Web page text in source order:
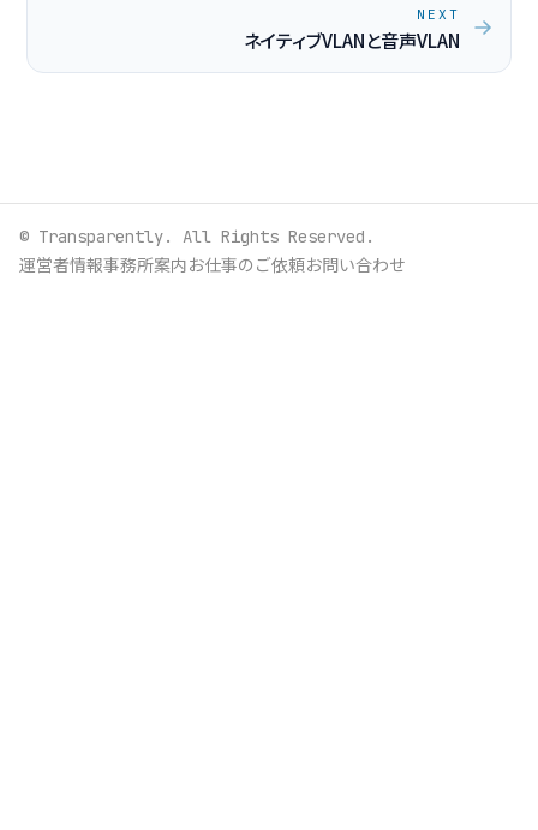
NEXT
ネイティブVLANと音声VLAN
© Transparently. All Rights Reserved.
運営者情報事務所案内お仕事のご依頼お問い合わせ